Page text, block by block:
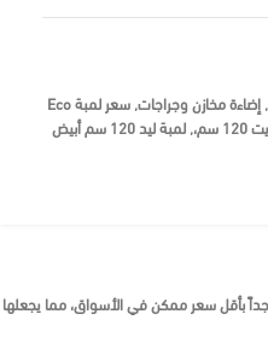
,إضاءة مخازن وجراجات,
سعر لمبة Eco
,لمبة ليد 120 سم أبيض
بأقل سعر ممكن في الأسواق، مما يجعلها